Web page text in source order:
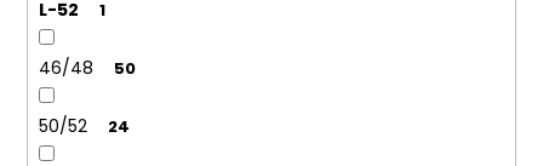
L-52 1
46/48 50
50/52 24